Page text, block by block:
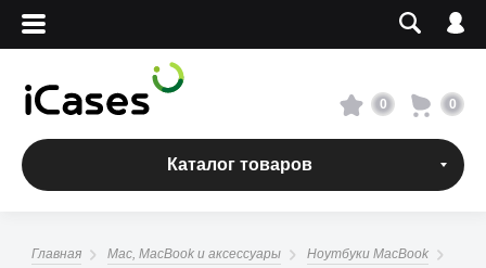
Вход
Сервисный центр
О магазине
0 0
Каталог товаров
Главная Mac, MacBook и аксессуары
Ноутбуки MacBook